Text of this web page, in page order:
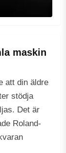
maskin
att din äldre
stödja
Det är
Roland-